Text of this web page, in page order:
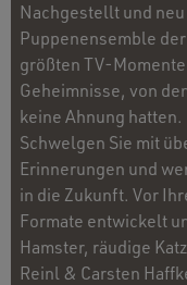
Nachgestellt und
Puppenensemble
größten TV-
Geheimnisse, von
keine Ahnung hatten.
Schwelgen Sie mit
Erinnerungen und
in die Zukunft. Vor
Formate entwickelt
Hamster, räudige
Reinl & Carsten